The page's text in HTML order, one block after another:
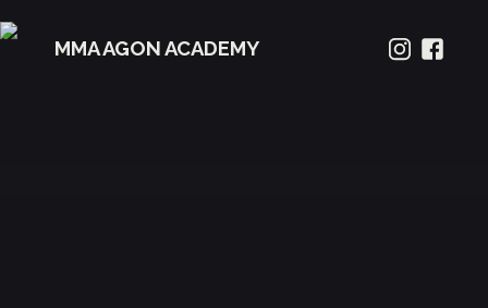
MMA AGON ACADEMY